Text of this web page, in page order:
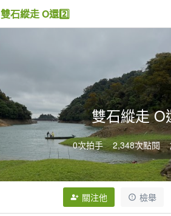
雙石縱走 O還2️⃣
雙石縱走 O
0次拍手 2,348次點閱
關注他 檢舉